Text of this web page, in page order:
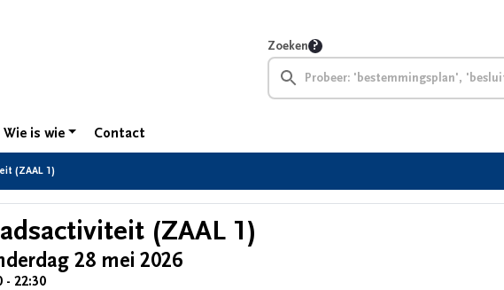
Zoeken
Wie is wie Contact
(ZAAL 1)
(ZAAL 1)
28 mei 2026
- 22:30